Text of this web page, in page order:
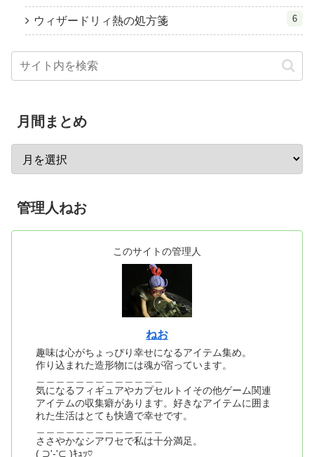
ウィザードリィ熱の処方箋 6
月間まとめ
管理人ねお
このサイトの管理人
ねお
趣味は心がちょっぴり幸せになるアイテム集め。
作り込まれた造形物には魂が宿っています。
気になるフィギュアやカプセルトイその他ゲーム関連
アイテムの収集癖があります。好きなアイテムに囲ま
れた生活はとても快適で幸せです。
ささやかなシアワセで私は十分満足。
( ⊃'-'⊂ )ｷｭｯ♡